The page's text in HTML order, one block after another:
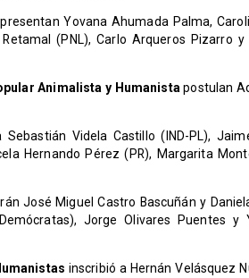
Yovana Ahumada Palma,
(PNL), Carlo Arqueros Pizarro y
Animalista y Humanista postulan
Sebastián Videla Castillo (IND-PL),
Hernando Pérez (PR), Margarita
José Miguel Castro Bascuñán y
Jorge Olivares Puentes y
inscribió a Hernán Velásquez